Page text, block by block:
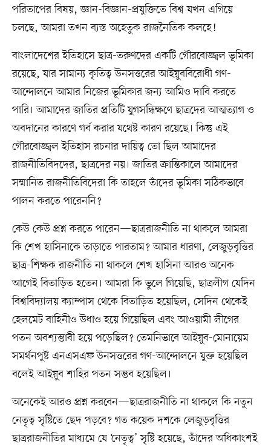
পরিতাপের বিষয়, জ্ঞান-বিজ্ঞান-প্রযুক্তিতে বিশ্ব যখন এগিয়ে
চলছে, আমরা তখন ব্যস্ত অহেতুক রাজনৈতিক কলহে!
বাংলাদেশের ইতিহাসে ছাত্র-তরুণদের একটি গৌরবোজ্জ্বল ভূমিকা
রয়েছে, যার সামান্য কৃতিত্ব উনসত্তরের আইয়ুববিরোধী গণ-
আন্দোলনে আমার নিজের ভূমিকার জন্য আমিও দাবি করতে
পারি। আমাদের জাতির প্রতিটি যুগসন্ধিক্ষণে ছাত্রদের আত্মত্যাগ ও
অবদানের কারণে গর্ব করার যথেষ্ট কারণ রয়েছে। কিন্তু এই
গৌরবোজ্জ্বল ইতিহাস রচনার দায়িত্ব তো ছিল আমাদের
রাজনীতিবিদদের, ছাত্রদের নয়। জাতির ক্রান্তিকালে আমাদের
সম্মানিত রাজনীতিবিদেরা কি তাহলে তাঁদের ভূমিকা সঠিকভাবে
পালন করতে পারেননি?
কেউ কেউ প্রশ্ন করতে পারেন—ছাত্ররাজনীতি না থাকলে আমরা
কি শেখ হাসিনাকে তাড়াতে পারতাম? আমার ধারণা, লেজুড়বৃত্তির
ছাত্র-শিক্ষক রাজনীতি না থাকলে শেখ হাসিনা আরও অনেক
আগেই বিতাড়িত হতেন। আমরা কি ভুলে গিয়েছি, ছাত্রলীগ যেদিন
বিশ্ববিদ্যালয় ক্যাম্পাস থেকে বিতাড়িত হয়েছিল, সেদিন থেকেই
হেলমেট বাহিনীও উধাও হয়ে গিয়েছিল এবং আওয়ামী লীগের
পতন অবশ্যম্ভাবী হয়ে পড়েছিল? তেমনিভাবে আইয়ুব-মোনায়েম
সমর্থনপুষ্ট এনএসএফ উনসত্তরের গণ-আন্দোলনে যুক্ত হয়েছিল
বলেই আইয়ুব শাহির পতন সম্ভব হয়েছিল।
অনেকেই আরও প্রশ্ন করবেন—ছাত্ররাজনীতি না থাকলে কি নতুন
নেতৃত্ব সৃষ্টিতে ছেদ পড়বে? গত কয়েক দশকে লেজুড়বৃত্তির
ছাত্ররাজনীতির মাধ্যমে যে ‘নেতৃত্ব’ সৃষ্টি হয়েছে, তাঁদের অধিকাংশই